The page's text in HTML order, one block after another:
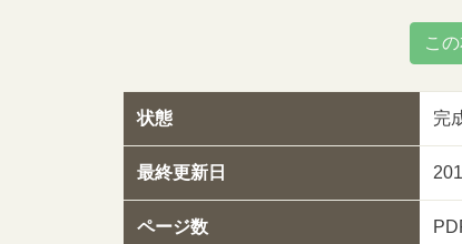
こ
状態 完
最終更新日
ページ数